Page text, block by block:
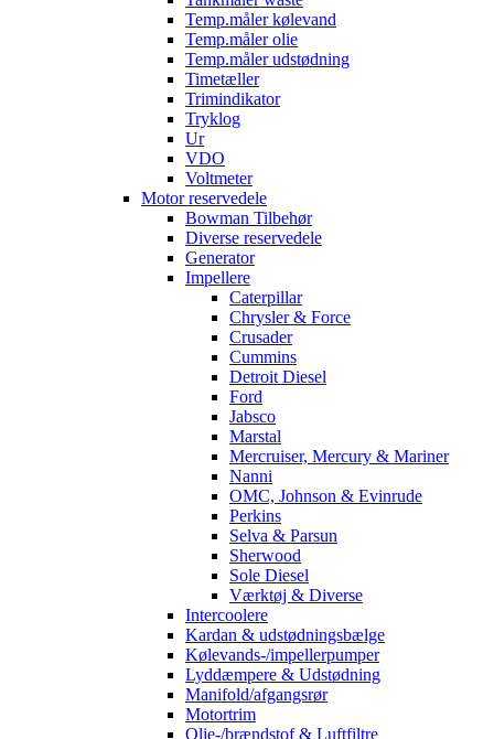
Temp.måler kølevand
Temp.måler olie
Temp.måler udstødning
Timetæller
Trimindikator
Tryklog
Ur
VDO
Voltmeter
Motor reservedele
Bowman Tilbehør
Diverse reservedele
Generator
Impellere
Caterpillar
Chrysler & Force
Crusader
Cummins
Detroit Diesel
Ford
Jabsco
Marstal
Mercruiser, Mercury & Mariner
Nanni
OMC, Johnson & Evinrude
Perkins
Selva & Parsun
Sherwood
Sole Diesel
Værktøj & Diverse
Intercoolere
Kardan & udstødningsbælge
Kølevands-/impellerpumper
Lyddæmpere & Udstødning
Manifold/afgangsrør
Motortrim
Olie-/brændstof & Luftfiltre